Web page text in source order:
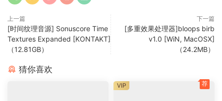
and are compatible with any DAW.
In other words, they are perfect for anyone looking to take
their music production to the next level.
上一篇
[时间纹理音源] Sonuscore Time
Textures Expanded [KONTAKT]
（12.81GB）
下一篇
[多重效果处理器]bloops birb
v1.0 [WiN, MacOSX]
（24.2MB）
猜你喜欢
VIP 荐